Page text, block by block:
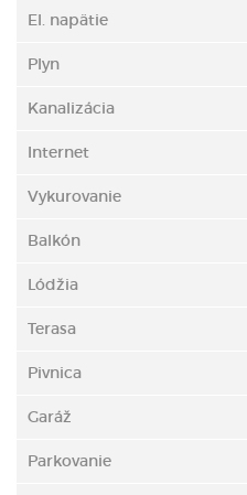
El. napätie
Plyn
Kanalizácia
Internet
Vykurovanie
Balkón
Lódžia
Terasa
Pivnica
Garáž
Parkovanie